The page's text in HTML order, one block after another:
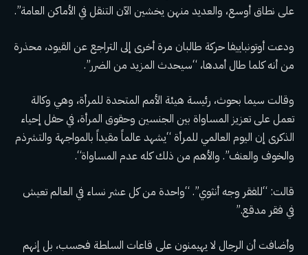
على نطاق أوسع، والعديد منهن يخشين الآن التنقل في الأماكن العامة”.
ودعت أوتونباييفا حركة طالبان مرة أخرى إلى التراجع عن القيود، محذرة
من أنه كلما طال أمدها، “سيحدث المزيد من الضرر”.
وقالت سيما بحوث، رئيسة هيئة الأمم المتحدة للمرأة، وهي وكالة
تعمل على تعزيز المساواة بين الجنسين وحقوق المرأة، في حفل إحياء
الذكرى إن اليوم العالمي للمرأة “يشهد عالماً مقيداً بالمواجهة والتشرذم
والخوف والعنف”. والأهم من ذلك كله عدم المساواة“.
قالت: “للفقر وجه أنثوي”. “واحدة من كل عشر نساء في العالم تعيش
في فقر مدقع.”
وأضافت أن الرجال لا يهيمنون على قاعات السلطة فحسب، بل إنهم